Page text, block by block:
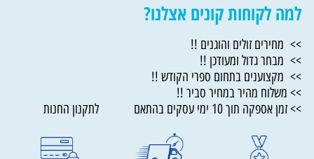
למה לקוחות קונים אצלנו?
>> מחירים זולים והוגנים !!
>> מבחר גדול ומעודכן !!
>> מקצוענים בתחום ספרי הקודש !!
>> משלוח מהיר במחיר סביר !!
>> זמן אספקה תוך 10 ימי עסקים בהתאם לתקנון החנות